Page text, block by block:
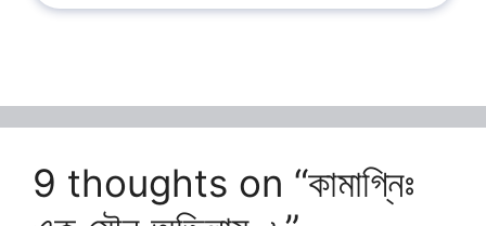
9 thoughts on “কামাগ্নিঃ